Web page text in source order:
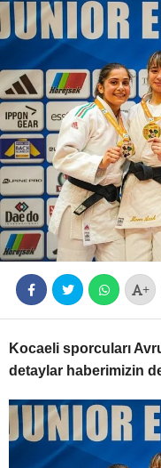
+
Kocaeli sporcuları
detaylar haberimizin